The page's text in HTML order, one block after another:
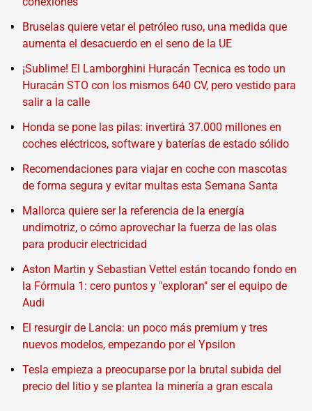
Bruselas quiere vetar el petróleo ruso, una medida que
aumenta el desacuerdo en el seno de la UE
¡Sublime! El Lamborghini Huracán Tecnica es todo un
Huracán STO con los mismos 640 CV, pero vestido para
salir a la calle
Honda se pone las pilas: invertirá 37.000 millones en
coches eléctricos, software y baterías de estado sólido
Recomendaciones para viajar en coche con mascotas
de forma segura y evitar multas esta Semana Santa
Mallorca quiere ser la referencia de la energía
undimotriz, o cómo aprovechar la fuerza de las olas
para producir electricidad
Aston Martin y Sebastian Vettel están tocando fondo en
la Fórmula 1: cero puntos y "exploran" ser el equipo de
Audi
El resurgir de Lancia: un poco más premium y tres
nuevos modelos, empezando por el Ypsilon
Tesla empieza a preocuparse por la brutal subida del
precio del litio y se plantea la minería a gran escala